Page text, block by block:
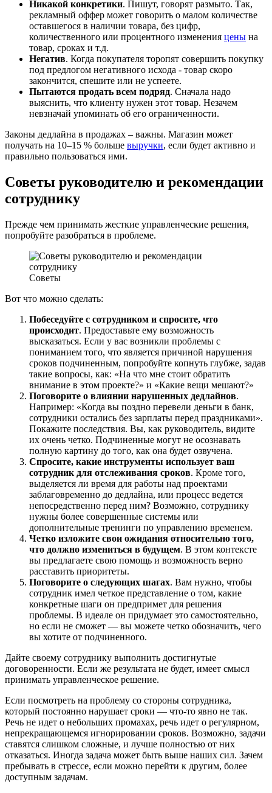
Никакой конкретики. Пишут, говорят размыто. Так,
рекламный оффер может говорить о малом количестве
оставшегося в наличии товара, без цифр,
количественного или процентного изменения цены на
товар, сроках и т.д.
Негатив. Когда покупателя торопят совершить покупку
под предлогом негативного исхода - товар скоро
закончится, спешите или не успеете.
Пытаются продать всем подряд. Сначала надо
выяснить, что клиенту нужен этот товар. Незачем
невзначай упоминать об его ограниченности.
Законы дедлайна в продажах – важны. Магазин может
получать на 10–15 % больше выручки, если будет активно и
правильно пользоваться ими.
Советы руководителю и рекомендации
сотруднику
Прежде чем принимать жесткие управленческие решения,
попробуйте разобраться в проблеме.
Советы
Вот что можно сделать:
Побеседуйте с сотрудником и спросите, что
происходит. Предоставьте ему возможность
высказаться. Если у вас возникли проблемы с
пониманием того, что является причиной нарушения
сроков подчиненным, попробуйте копнуть глубже, задав
такие вопросы, как: «На что мне стоит обратить
внимание в этом проекте?» и «Какие вещи мешают?»
Поговорите о влиянии нарушенных дедлайнов.
Например: «Когда вы поздно перевели деньги в банк,
сотрудники остались без зарплаты перед праздниками».
Покажите последствия. Вы, как руководитель, видите
их очень четко. Подчиненные могут не осознавать
полную картину до того, как она будет озвучена.
Спросите, какие инструменты использует ваш
сотрудник для отслеживания сроков. Кроме того,
выделяется ли время для работы над проектами
заблаговременно до дедлайна, или процесс ведется
непосредственно перед ним? Возможно, сотруднику
нужны более совершенные системы или
дополнительные тренинги по управлению временем.
Четко изложите свои ожидания относительно того,
что должно измениться в будущем. В этом контексте
вы предлагаете свою помощь и возможность верно
расставить приоритеты.
Поговорите о следующих шагах. Вам нужно, чтобы
сотрудник имел четкое представление о том, какие
конкретные шаги он предпримет для решения
проблемы. В идеале он придумает это самостоятельно,
но если не сможет — вы можете четко обозначить, чего
вы хотите от подчиненного.
Дайте своему сотруднику выполнить достигнутые
договоренности. Если же результата не будет, имеет смысл
принимать управленческое решение.
Если посмотреть на проблему со стороны сотрудника,
который постоянно нарушает сроки — что-то явно не так.
Речь не идет о небольших промахах, речь идет о регулярном,
непрекращающемся игнорировании сроков. Возможно, задачи
ставятся слишком сложные, и лучше полностью от них
отказаться. Иногда задача может быть выше наших сил. Зачем
пребывать в стрессе, если можно перейти к другим, более
доступным задачам.